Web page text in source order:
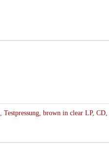
Testpressung brown in clear LP, CD